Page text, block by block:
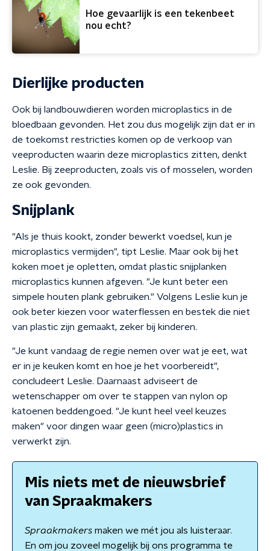
Hoe gevaarlijk is een tekenbeet
nou echt?
Dierlijke producten
Ook bij landbouwdieren worden microplastics in de
bloedbaan gevonden. Het zou dus mogelijk zijn dat er in
de toekomst restricties komen op de verkoop van
veeproducten waarin deze microplastics zitten, denkt
Leslie. Bij zeeproducten, zoals vis of mosselen, worden
ze ook gevonden.
Snijplank
"Als je thuis kookt, zonder bewerkt voedsel, kun je
microplastics vermijden", tipt Leslie. Maar ook bij het
koken moet je opletten, omdat plastic snijplanken
microplastics kunnen afgeven. "Je kunt beter een
simpele houten plank gebruiken." Volgens Leslie kun je
ook beter kiezen voor waterflessen en bestek die niet
van plastic zijn gemaakt, zeker bij kinderen.
"Je kunt vandaag de regie nemen over wat je eet, wat
er in je keuken komt en hoe je het voorbereidt",
concludeert Leslie. Daarnaast adviseert de
wetenschapper om over te stappen van nylon op
katoenen beddengoed. "Je kunt heel veel keuzes
maken" voor dingen waar geen (micro)plastics in
verwerkt zijn.
Mis niets met de nieuwsbrief
van Spraakmakers
Spraakmakers maken we mét jou als luisteraar.
En om jou zoveel mogelijk bij ons programma te